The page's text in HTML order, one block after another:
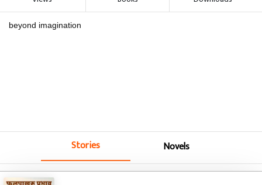
beyond imagination
Stories Novels